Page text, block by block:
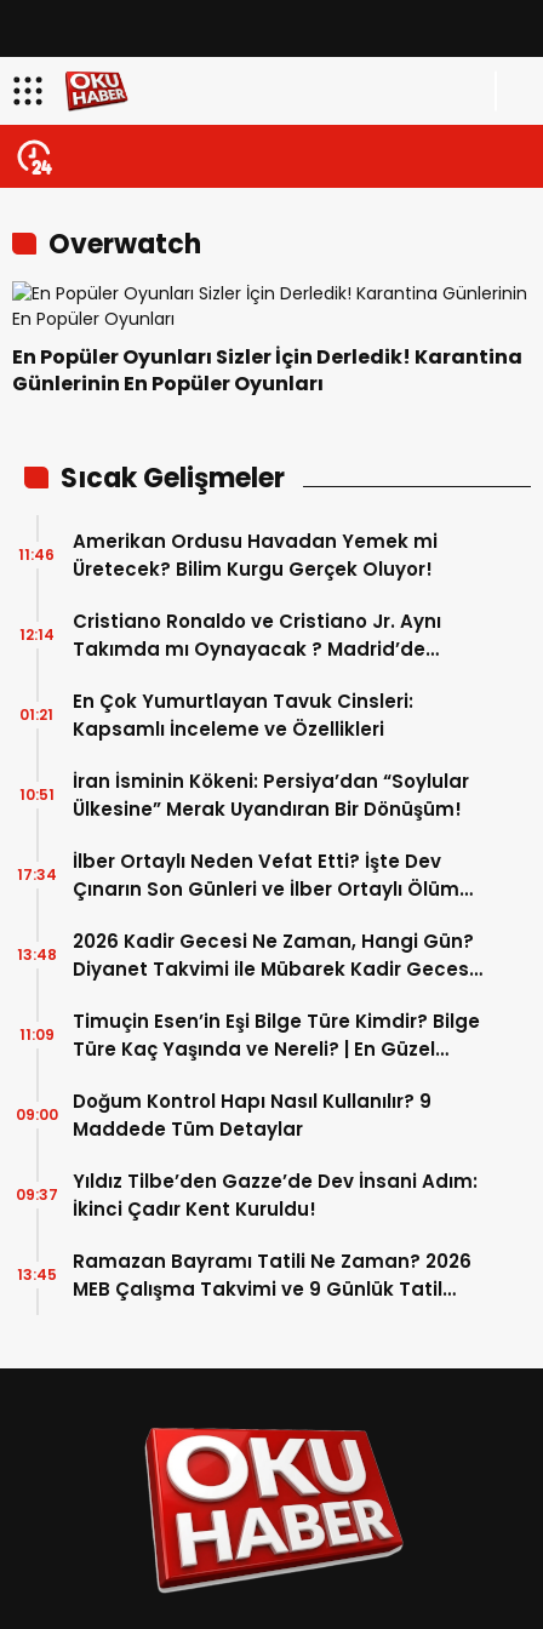
Overwatch
En Popüler Oyunları Sizler İçin Derledik! Karantina
Günlerinin En Popüler Oyunları
Sıcak Gelişmeler
Amerikan Ordusu Havadan Yemek mi
Üretecek? Bilim Kurgu Gerçek Oluyor!
11:46
Cristiano Ronaldo ve Cristiano Jr. Aynı
Takımda mı Oynayacak ? Madrid’de
12:14
En Çok Yumurtlayan Tavuk Cinsleri:
Kapsamlı İnceleme ve Özellikleri
01:21
İran İsminin Kökeni: Persiya’dan “Soylular
Ülkesine” Merak Uyandıran Bir Dönüşüm!
10:51
İlber Ortaylı Neden Vefat Etti? İşte Dev
Çınarın Son Günleri ve İlber Ortaylı Ölüm
17:34
2026 Kadir Gecesi Ne Zaman, Hangi Gün?
Diyanet Takvimi ile Mübarek Kadir Gecesi
13:48
Timuçin Esen’in Eşi Bilge Türe Kimdir? Bilge
Türe Kaç Yaşında ve Nereli? | En Güzel
11:09
Doğum Kontrol Hapı Nasıl Kullanılır? 9
Maddede Tüm Detaylar
09:00
Yıldız Tilbe’den Gazze’de Dev İnsani Adım:
İkinci Çadır Kent Kuruldu!
09:37
Ramazan Bayramı Tatili Ne Zaman? 2026
MEB Çalışma Takvimi ve 9 Günlük Tatil
13:45